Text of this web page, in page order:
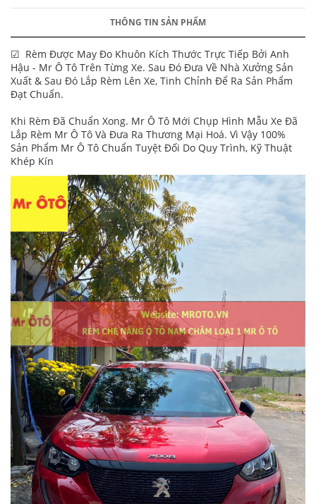
THÔNG TIN SẢN PHẨM
☑ Rèm Được May Đo Khuôn Kích Thước Trực Tiếp Bởi Anh
Hậu - Mr Ô Tô Trên Từng Xe. Sau Đó Đưa Về Nhà Xưởng Sản
Xuất & Sau Đó Lắp Rèm Lên Xe, Tinh Chỉnh Để Ra Sản Phẩm
Đạt Chuẩn.
Khi Rèm Đã Chuẩn Xong. Mr Ô Tô Mới Chụp Hình Mẫu Xe Đã
Lắp Rèm Mr Ô Tô Và Đưa Ra Thương Mại Hoá. Vì Vậy 100%
Sản Phẩm Mr Ô Tô Chuẩn Tuyệt Đối Do Quy Trình, Kỹ Thuật
Khép Kín